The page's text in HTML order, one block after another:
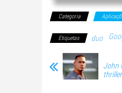
Categoria
Etiquetas duo
John